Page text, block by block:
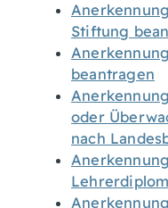
Stiftung
beantragen
oder
nach